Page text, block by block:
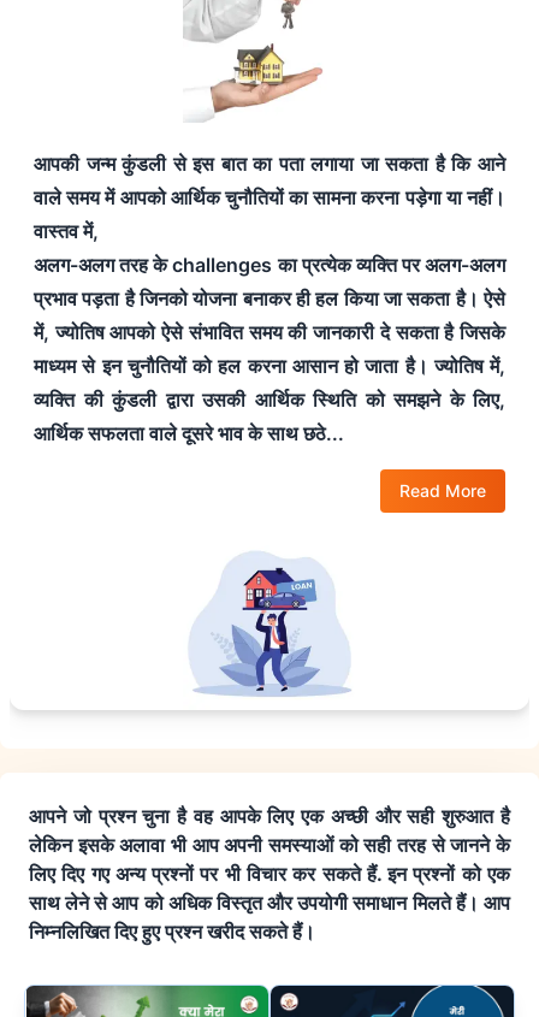
आपकी जन्म कुंडली से इस बात का पता लगाया जा सकता है कि आने
वाले समय में आपको आर्थिक चुनौतियों का सामना करना पड़ेगा या नहीं।
वास्तव में,
अलग-अलग तरह के challenges का प्रत्येक व्यक्ति पर अलग-अलग
प्रभाव पड़ता है जिनको योजना बनाकर ही हल किया जा सकता है। ऐसे
में, ज्योतिष आपको ऐसे संभावित समय की जानकारी दे सकता है जिसके
माध्यम से इन चुनौतियों को हल करना आसान हो जाता है। ज्योतिष में,
व्यक्ति की कुंडली द्वारा उसकी आर्थिक स्थिति को समझने के लिए,
आर्थिक सफलता वाले दूसरे भाव के साथ छठे...
Read More
आपने जो प्रश्न चुना है वह आपके लिए एक अच्छी और सही शुरुआत है
लेकिन इसके अलावा भी आप अपनी समस्याओं को सही तरह से जानने के
लिए दिए गए अन्य प्रश्नों पर भी विचार कर सकते हैं. इन प्रश्नों को एक
साथ लेने से आप को अधिक विस्तृत और उपयोगी समाधान मिलते हैं। आप
निम्नलिखित दिए हुए प्रश्न खरीद सकते हैं।